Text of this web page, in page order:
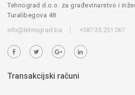
Tehnograd d.o.o. za građevinarstvo i
Turalibegova 48
info@tehnograd.ba
+387 35 251 061
Transakcijski računi